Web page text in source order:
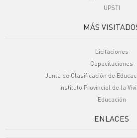
UPSTI
MÁS
Licitaciones
Capacitaciones
Junta de Clasificación de
Instituto Provincial de la
Educación
ENLACES